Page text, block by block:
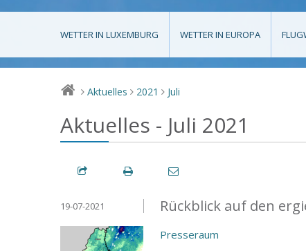
WETTER IN LUXEMBURG WETTER IN EUROPA
> Aktuelles > 2021 > Juli
Aktuelles - Juli 2021
Rückblick auf den
19-07-2021
Presseraum